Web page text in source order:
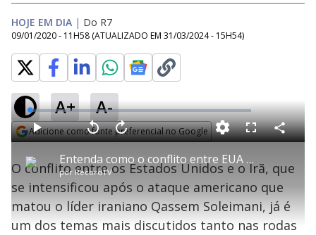
HOJE EM DIA | Do R7
09/01/2020 - 11H58 (ATUALIZADO EM 31/03/2024 - 15H54)
A+ A-
Adicione como fonte preferencial no Google
P
l
Entenda como o conflito entre EUA e Irã pode afetar a vida dos brasileiros
por RecordTV
P V
l
t
a
r
0
e
n
d
A
n
ç
a
1
s
e
u
n
L
o
a
d
e
:
1
.
4
4
%
F
l
c
e
n
C
o
a
r
i
l
O conflito entre os Estados Unidos e o Irã, que
se intensificou após o ataque americano que
matou o líder iraniano Qassem Soleimani, já é
um dos temas mais discutidos tanto nas rodas